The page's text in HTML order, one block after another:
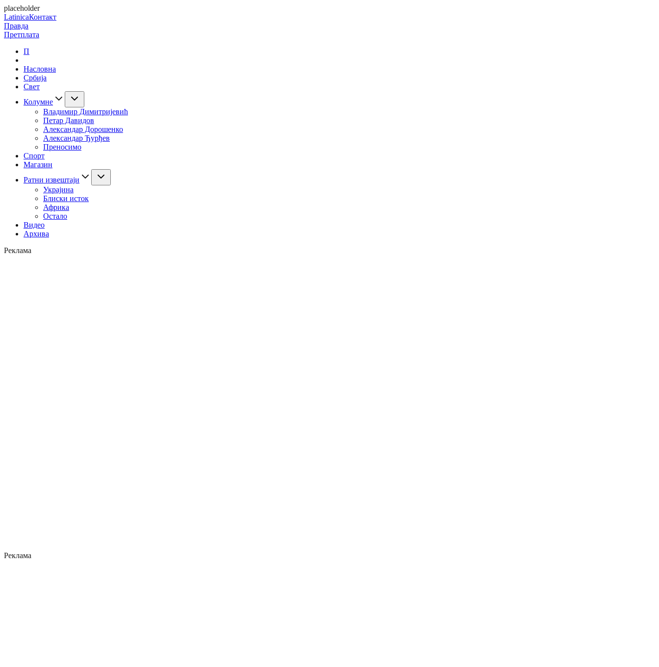
placeholder
LatinicaКонтакт
Правда
Претплата
П
Насловна
Србија
Свет
Колумне
Владимир Димитријевић
Петар Давидов
Александар Дорошенко
Александар Ђурђев
Преносимо
Спорт
Магазин
Ратни извештаји
Украјина
Блиски исток
Африка
Остало
Видео
Архива
Реклама
Реклама